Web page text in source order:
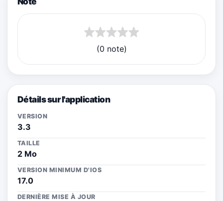
(0 note)
Détails sur l'application
VERSION
3.3
TAILLE
2 Mo
VERSION MINIMUM D'IOS
17.0
DERNIÈRE MISE À JOUR